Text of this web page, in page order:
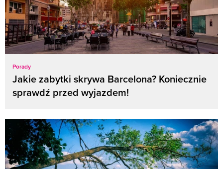
Porady
Jakie zabytki skrywa Barcelona? Koniecznie
sprawdź przed wyjazdem!